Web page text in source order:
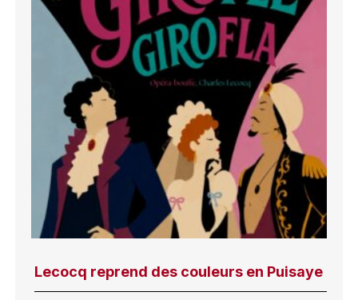
Lecocq reprend des couleurs en Puisaye